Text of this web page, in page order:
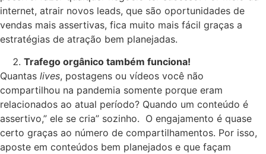
internet, atrair novos leads, que são oportunidades de
vendas mais assertivas, fica muito mais fácil graças a
estratégias de atração bem planejadas.
Trafego orgânico também funciona!
Quantas lives, postagens ou vídeos você não
compartilhou na pandemia somente porque eram
relacionados ao atual período? Quando um conteúdo é
assertivo,” ele se cria” sozinho. O engajamento é quase
certo graças ao número de compartilhamentos. Por isso,
aposte em conteúdos bem planejados e que façam